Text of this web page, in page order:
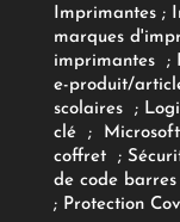
Imprimantes;
marques
imprimantes
;
e-produit/
scolaires;
clé
;
coffret ;
de code barres
; Protection